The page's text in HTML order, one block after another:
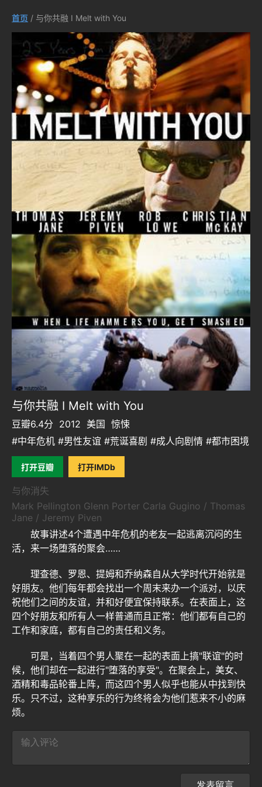
首页 / 与你共融 I Melt with You
与你共融 I Melt with You
豆瓣6.4分 2012 美国 惊悚
#中年危机 #男性友谊 #荒诞喜剧 #成人向剧情 #都市困境
打开豆瓣 打开IMDb
与你消失
Mark Pellington Glenn Porter Carla Gugino / Thomas
Jane / Jeremy Piven
故事讲述4个遭遇中年危机的老友一起逃离沉闷的生
活，来一场堕落的聚会……
理查德、罗恩、提姆和乔纳森自从大学时代开始就是
好朋友。他们每年都会找出一个周末来办一个派对，以庆
祝他们之间的友谊，并和好便宜保持联系。在表面上，这
四个好朋友和所有人一样普通而且正常：他们都有自己的
工作和家庭，都有自己的责任和义务。
可是，当着四个男人聚在一起的表面上搞"联谊"的时
候，他们却在一起进行"堕落的享受"。在聚会上，美女、
酒精和毒品轮番上阵，而这四个男人似乎也能从中找到快
乐。只不过，这种享乐的行为终将会为他们惹来不小的麻
烦。
发表留言